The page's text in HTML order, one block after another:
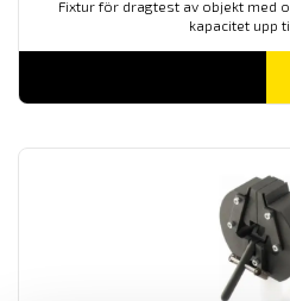
Fixtur för dragtest av objekt med
kapacitet upp